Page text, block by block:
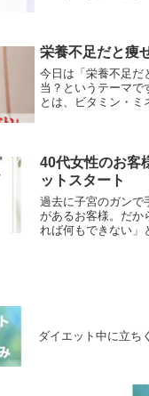
胃の不調...
栄養不足だと痩
今日は「栄養不足だ
当？というテーマで
とは、ビタミン・ミ
ン・ミネラル・アミ
40代女性のお客
ットスタート
過去に子宮のガンで
があるお客様。だか
れば何もできない」
ダイエット中に立ち